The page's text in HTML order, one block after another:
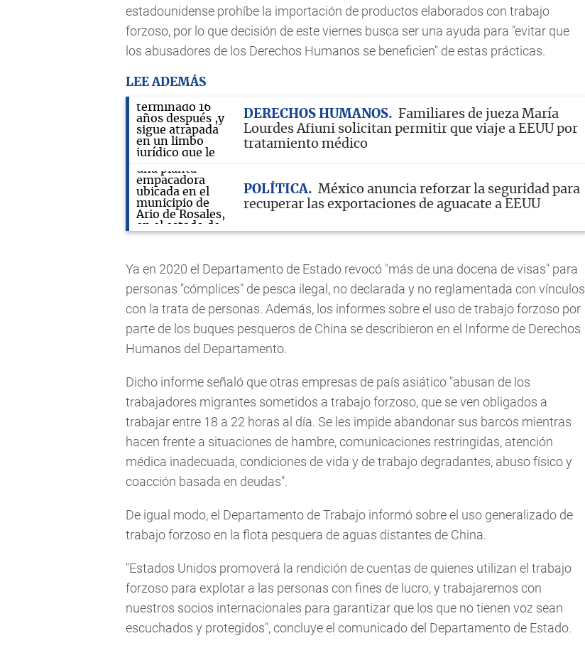
estadounidense prohíbe la importación de productos elaborados con trabajo
forzoso, por lo que decisión de este viernes busca ser una ayuda para "evitar que
los abusadores de los Derechos Humanos se beneficien" de estas prácticas.
LEE ADEMÁS
DERECHOS HUMANOS
Familiares de jueza María
Lourdes Afiuni solicitan permitir que viaje a EEUU por
tratamiento médico
POLÍTICA
México anuncia reforzar la seguridad para
recuperar las exportaciones de aguacate a EEUU
Ya en 2020 el Departamento de Estado revocó "más de una docena de visas" para
personas "cómplices" de pesca ilegal, no declarada y no reglamentada con vínculos
con la trata de personas. Además, los informes sobre el uso de trabajo forzoso por
parte de los buques pesqueros de China se describieron en el Informe de Derechos
Humanos del Departamento.
Dicho informe señaló que otras empresas de país asiático "abusan de los
trabajadores migrantes sometidos a trabajo forzoso, que se ven obligados a
trabajar entre 18 a 22 horas al día. Se les impide abandonar sus barcos mientras
hacen frente a situaciones de hambre, comunicaciones restringidas, atención
médica inadecuada, condiciones de vida y de trabajo degradantes, abuso físico y
coacción basada en deudas".
De igual modo, el Departamento de Trabajo informó sobre el uso generalizado de
trabajo forzoso en la flota pesquera de aguas distantes de China.
"Estados Unidos promoverá la rendición de cuentas de quienes utilizan el trabajo
forzoso para explotar a las personas con fines de lucro, y trabajaremos con
nuestros socios internacionales para garantizar que los que no tienen voz sean
escuchados y protegidos", concluye el comunicado del Departamento de Estado.